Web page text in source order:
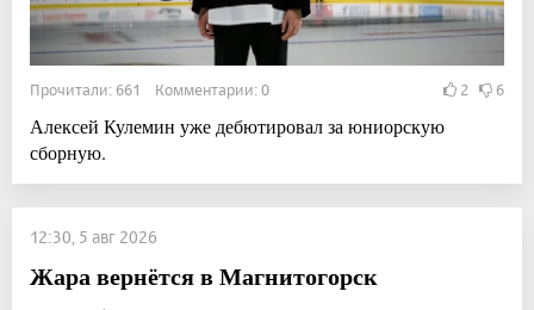
Прочитали: 661 Комментарии: 0 2 6
Алексей Кулемин уже дебютировал за юниорскую
сборную.
12:30, 5 авг 2026
Жара вернётся в Магнитогорск